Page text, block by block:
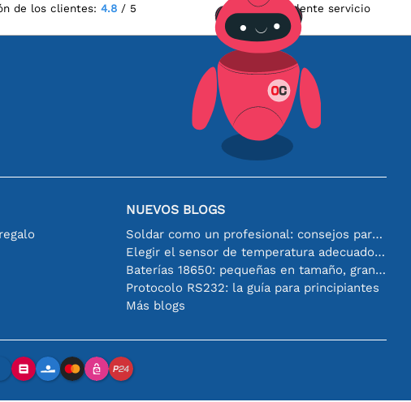
de los clientes:4.8 / 5 Excelente servicio
NUEVOS BLOGS
Soldar como un profesional: consejos para conexiones electrónicas perfectas
Elegir el sensor de temperatura adecuado [youtube]
Baterías 18650: pequeñas en tamaño, grandes en rendimiento
Protocolo RS232: la guía para principiantes
Más blogs